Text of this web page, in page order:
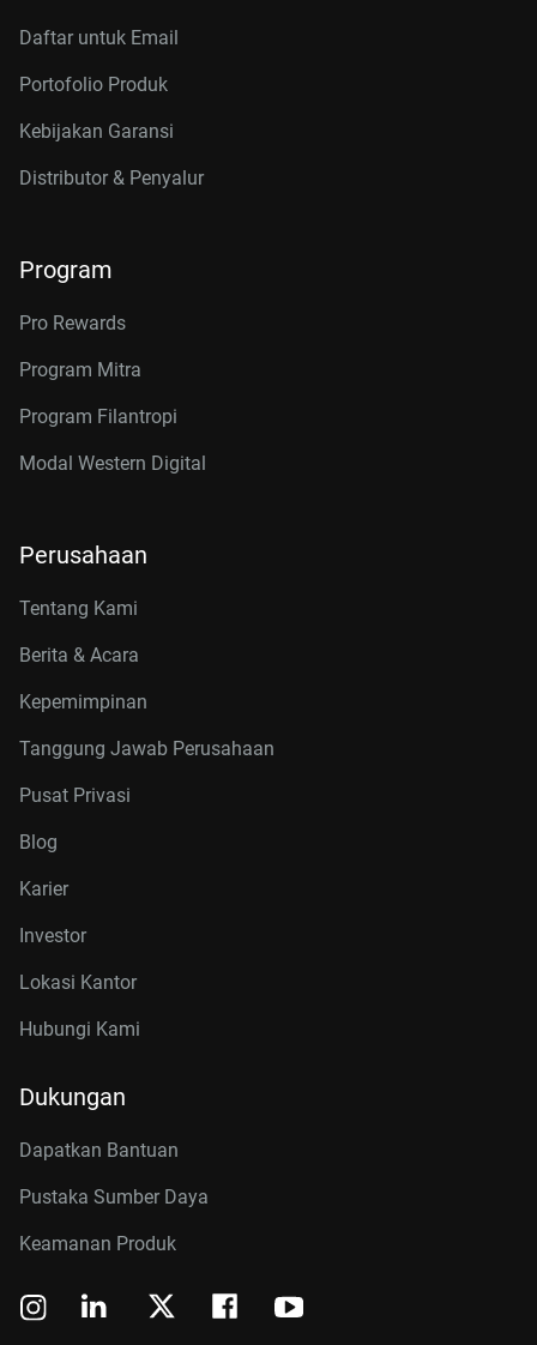
Daftar untuk Email
Portofolio Produk
Kebijakan Garansi
Distributor & Penyalur
Program
Pro Rewards
Program Mitra
Program Filantropi
Modal Western Digital
Perusahaan
Tentang Kami
Berita & Acara
Kepemimpinan
Tanggung Jawab Perusahaan
Pusat Privasi
Blog
Karier
Investor
Lokasi Kantor
Hubungi Kami
Dukungan
Dapatkan Bantuan
Pustaka Sumber Daya
Keamanan Produk